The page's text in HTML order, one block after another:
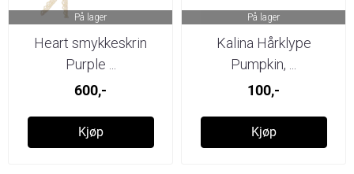
På lager
Heart smykkeskrin
Purple ...
600,-
Kjøp
På lager
Kalina Hårklype
Pumpkin, ...
100,-
Kjøp